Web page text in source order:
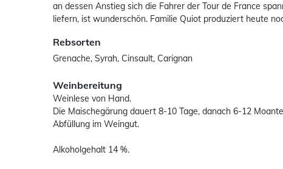
an dessen Anstieg sich die Fahrer der Tour de France
liefern, ist wunderschön. Familie Quiot produziert heute
Rebsorten
Grenache, Syrah, Cinsault, Carignan
Weinbereitung
Weinlese von Hand.
Die Maischegärung dauert 8-10 Tage, danach 6-12
Abfüllung im Weingut.
Alkoholgehalt 14 %.